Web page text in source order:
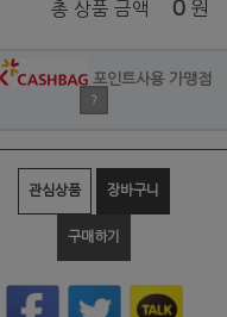
총 상품 금액 0 원
포인트사용 가맹점
?
관심상품 장바구니
구매하기